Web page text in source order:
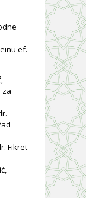
ef.
za
Fikret